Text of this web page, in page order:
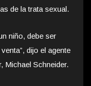
de la trata sexual.
niño, debe ser
dijo el agente
Michael Schneider.